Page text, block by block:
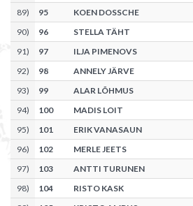
89) 95 KOEN DOSSCHE
90) 96 STELLA TÄHT
91) 97 ILJA PIMENOVS
92) 98 ANNELY JÄRVE
93) 99 ALAR LÕHMUS
94) 100 MADIS LOIT
95) 101 ERIK VANASAUN
96) 102 MERLE JEETS
97) 103 ANTTI TURUNEN
98) 104 RISTO KASK